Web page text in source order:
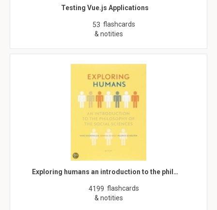
Testing Vue.js Applications
53 flashcards
& notities
Exploring humans an introduction to the phil…
4199 flashcards
& notities